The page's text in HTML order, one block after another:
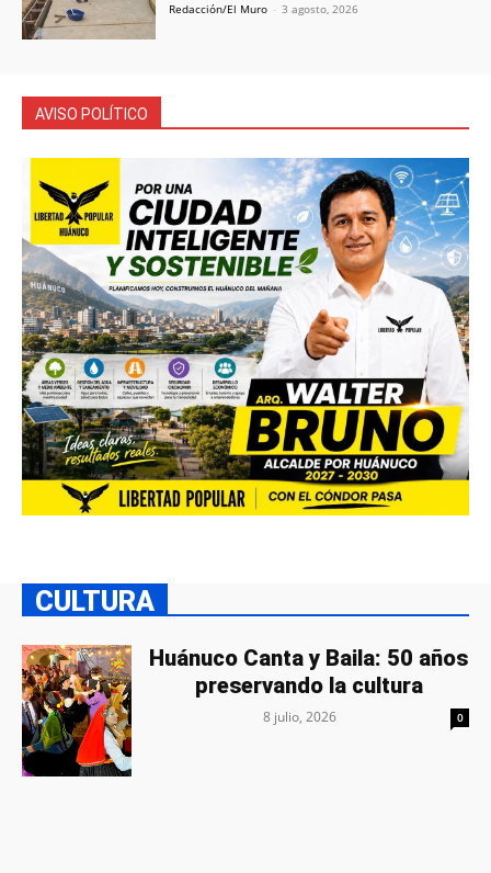
Redacción/El Muro - 3 agosto, 2026
AVISO POLÍTICO
CULTURA
Huánuco Canta y Baila: 50 años
preservando la cultura
8 julio, 2026 0